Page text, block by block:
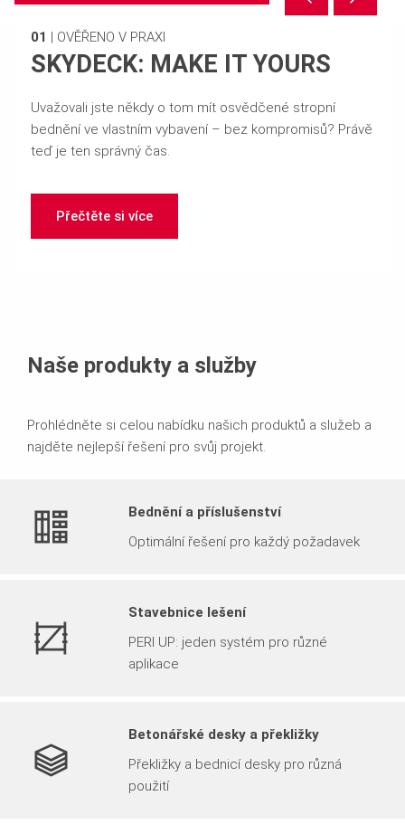
01 | OVĚŘENO V PRAXI
SKYDECK: MAKE IT YOURS
Uvažovali jste někdy o tom mít osvědčené stropní
bednění ve vlastním vybavení – bez kompromisů? Právě
teď je ten správný čas.
Přečtěte si více
Naše produkty a služby
Prohlédněte si celou nabídku našich produktů a služeb a
najděte nejlepší řešení pro svůj projekt.
Bednění a příslušenství
Optimální řešení pro každý požadavek
Stavebnice lešení
PERI UP: jeden systém pro různé
aplikace
Betonářské desky a překližky
Překližky a bednicí desky pro různá
použití